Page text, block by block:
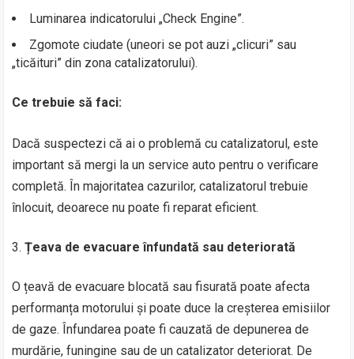
Luminarea indicatorului „Check Engine”.
Zgomote ciudate (uneori se pot auzi „clicuri” sau
„ticăituri” din zona catalizatorului).
Ce trebuie să faci:
Dacă suspectezi că ai o problemă cu catalizatorul, este
important să mergi la un service auto pentru o verificare
completă. În majoritatea cazurilor, catalizatorul trebuie
înlocuit, deoarece nu poate fi reparat eficient.
Țeava de evacuare înfundată sau deteriorată
O țeavă de evacuare blocată sau fisurată poate afecta
performanța motorului și poate duce la creșterea emisiilor
de gaze. Înfundarea poate fi cauzată de depunerea de
murdărie, funingine sau de un catalizator deteriorat. De